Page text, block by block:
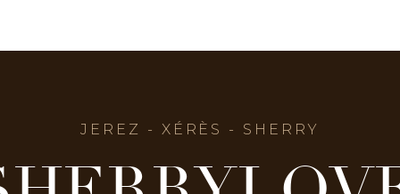
JEREZ - XÉRÈS - SHERRY